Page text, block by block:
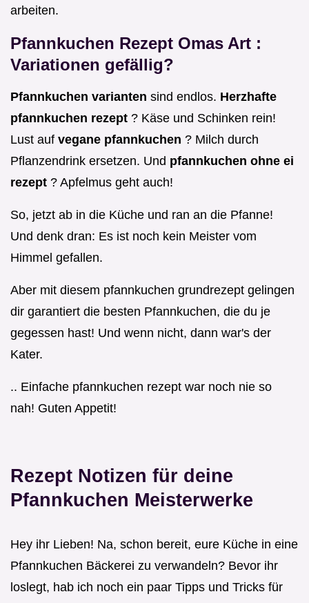
arbeiten.
Pfannkuchen Rezept Omas Art :
Variationen gefällig?
Pfannkuchen varianten sind endlos. Herzhafte
pfannkuchen rezept ? Käse und Schinken rein!
Lust auf vegane pfannkuchen ? Milch durch
Pflanzendrink ersetzen. Und pfannkuchen ohne ei
rezept ? Apfelmus geht auch!
So, jetzt ab in die Küche und ran an die Pfanne!
Und denk dran: Es ist noch kein Meister vom
Himmel gefallen.
Aber mit diesem pfannkuchen grundrezept gelingen
dir garantiert die besten Pfannkuchen, die du je
gegessen hast! Und wenn nicht, dann war's der
Kater.
.. Einfache pfannkuchen rezept war noch nie so
nah! Guten Appetit!
Rezept Notizen für deine
Pfannkuchen Meisterwerke
Hey ihr Lieben! Na, schon bereit, eure Küche in eine
Pfannkuchen Bäckerei zu verwandeln? Bevor ihr
loslegt, hab ich noch ein paar Tipps und Tricks für